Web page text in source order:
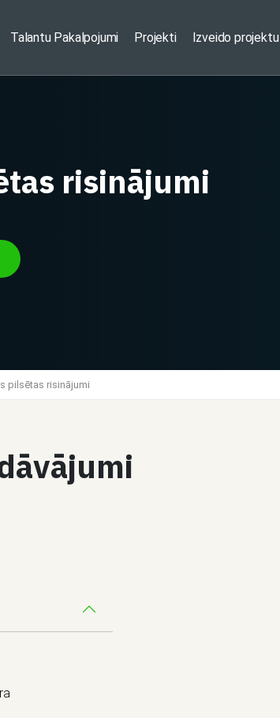
Talantu Pakalpojumi Projekti Izveido projektu
risinājumi
pilsētas risinājumi